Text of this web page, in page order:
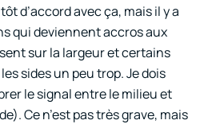
d’accord avec ça, mais il y a
qui deviennent accros aux
sur la largeur et certains
sides un peu trop. Je dois
le signal entre le milieu et
Ce n’est pas très grave, mais